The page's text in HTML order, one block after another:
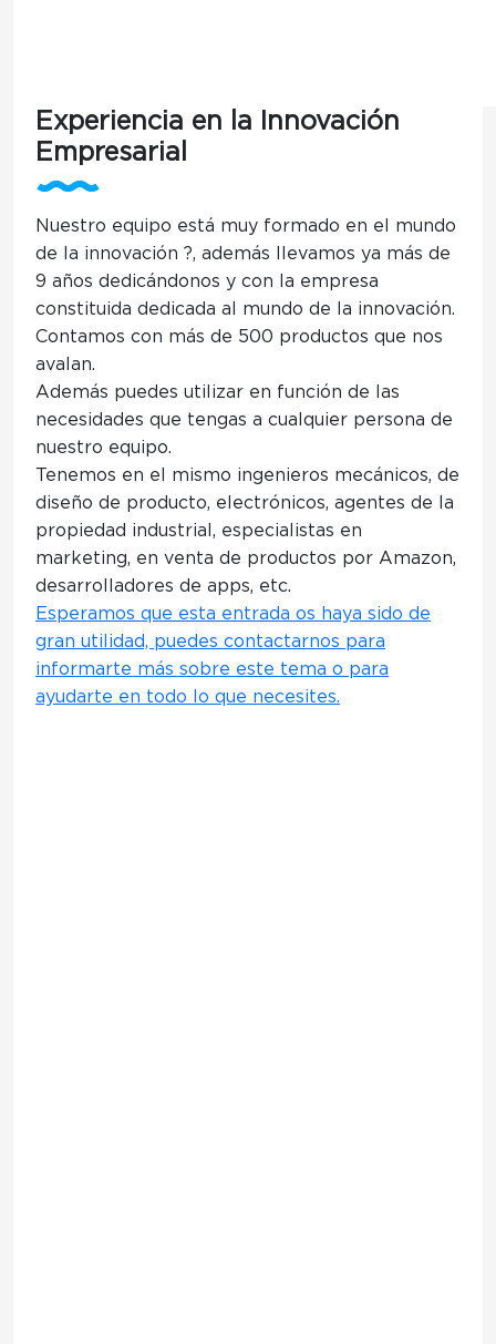
Experiencia en la Innovación
Empresarial
Nuestro equipo está muy formado en el mundo
de la innovación ?, además llevamos ya más de
9 años dedicándonos y con la empresa
constituida dedicada al mundo de la innovación.
Contamos con más de 500 productos que nos
avalan.
Además puedes utilizar en función de las
necesidades que tengas a cualquier persona de
nuestro equipo.
Tenemos en el mismo ingenieros mecánicos, de
diseño de producto, electrónicos, agentes de la
propiedad industrial, especialistas en
marketing, en venta de productos por Amazon,
desarrolladores de apps, etc.
Esperamos que esta entrada os haya sido de
gran utilidad, puedes contactarnos para
informarte más sobre este tema o para
ayudarte en todo lo que necesites.